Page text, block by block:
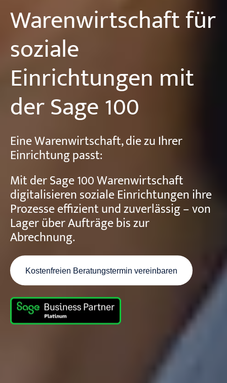
Warenwirtschaft für
soziale
Einrichtungen mit
der Sage 100
Eine Warenwirtschaft, die zu Ihrer
Einrichtung passt:
Mit der Sage 100 Warenwirtschaft
digitalisieren soziale Einrichtungen ihre
Prozesse effizient und zuverlässig – von
Lager über Aufträge bis zur
Abrechnung.
Kostenfreien Beratungstermin vereinbaren